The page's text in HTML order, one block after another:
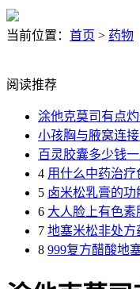
当前位置： 首页 > 药物
阅读推荐
涂他克莫司有点
小孩胸与腋窝连
百灵胶囊多少钱
4 用什么中药治疗
5 卤米松乳膏的功
6 大人脸上有色
7 地塞米松非处方
8 999复方醋酸地